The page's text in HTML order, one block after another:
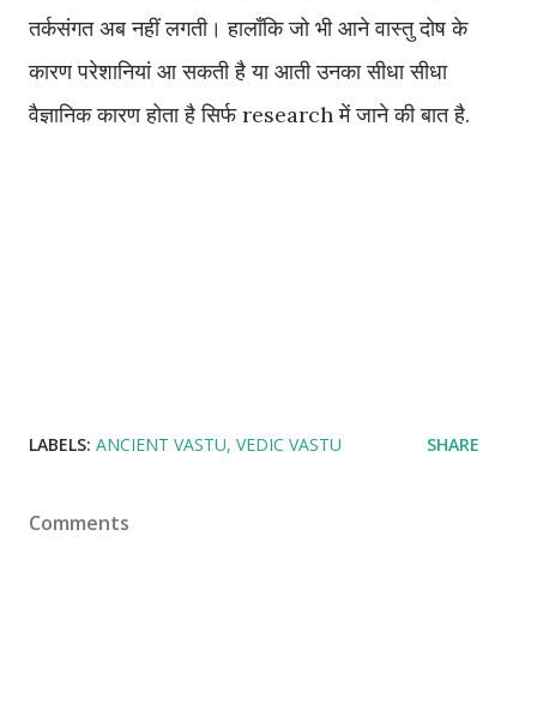
तर्कसंगत अब नहीं लगती। हालाँकि जो भी आने वास्तु दोष के
कारण परेशानियां आ सकती है या आती उनका सीधा सीधा
वैज्ञानिक कारण होता है सिर्फ research में जाने की बात है.
LABELS: ANCIENT VASTU VEDIC VASTU SHARE
Comments